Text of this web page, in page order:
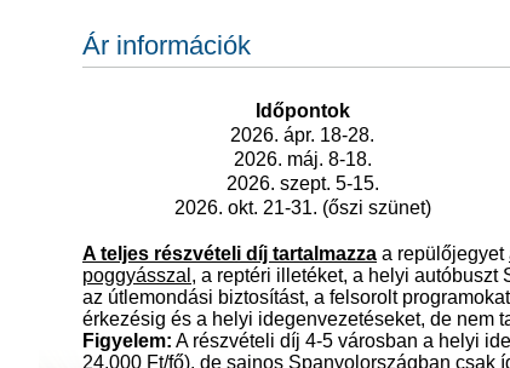
Ár információk
Időpontok
2026. ápr. 18-28.
2026. máj. 8-18.
2026. szept. 5-15.
2026. okt. 21-31. (őszi szünet)
A teljes részvételi díj tartalmazza a repülőjegyet
poggyásszal , a reptéri illetéket, a helyi
az útlemondási biztosítást, a felsorolt
érkezésig és a helyi idegenvezetéseket, de nem
Figyelem: A részvételi díj 4-5 városban a helyi
24.000 Ft/fő), de sajnos Spanyolországban csak